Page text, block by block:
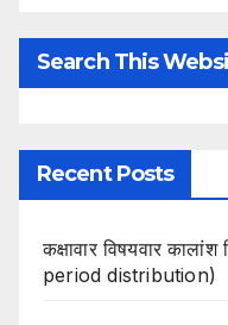
Search This
Recent Posts
कक्षावार विषयवार
period distribution)